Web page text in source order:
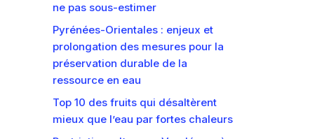
ne pas sous-estimer
Pyrénées-Orientales : enjeux et
prolongation des mesures pour la
préservation durable de la
ressource en eau
Top 10 des fruits qui désaltèrent
mieux que l’eau par fortes chaleurs